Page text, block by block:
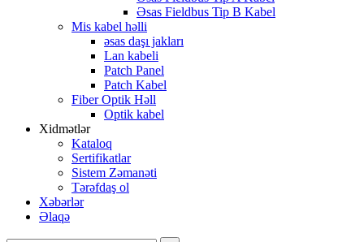
Əsas Fieldbus Tip B Kabel
Mis kabel həlli
əsas daşı jakları
Lan kabeli
Patch Panel
Patch Kabel
Fiber Optik Həll
Optik kabel
Xidmətlər
Kataloq
Sertifikatlar
Sistem Zəmanəti
Tərəfdaş ol
Xəbərlər
Əlaqə